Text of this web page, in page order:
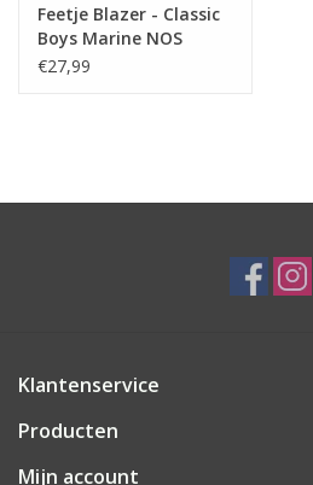
Feetje Blazer - Classic
Boys Marine NOS
€27,99
Klantenservice
Producten
Mijn account